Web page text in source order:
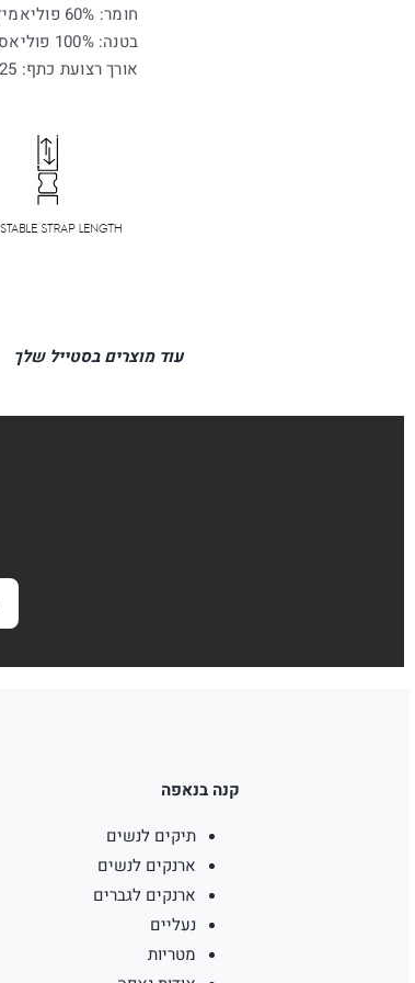
חומר: 60% פוליאמיד, 40% פוליאמיד ממוחזר
בטנה: 100% פוליאסטר ממוחזר
אורך רצועת כתף: 125 ס"מ
עוד מוצרים בסטייל שלך
קנה בנאפה
תיקים לנשים
ארנקים לנשים
ארנקים לגברים
נעליים
מטריות